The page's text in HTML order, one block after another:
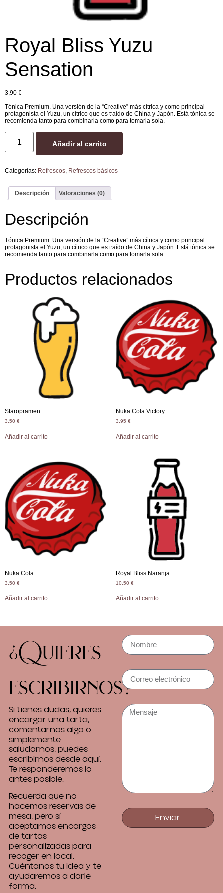
Royal Bliss Yuzu
Sensation
3,90 €
Tónica Premium. Una versión de la “Creative” más cítrica y como principal
protagonista el Yuzu, un cítrico que es traído de China y Japón. Está tónica se
recomienda tanto para combinarla como para tomarla sola.
Añadir al carrito
Categorías: Refrescos Refrescos básicos
Descripción Valoraciones (0)
Descripción
Tónica Premium. Una versión de la “Creative” más cítrica y como principal
protagonista el Yuzu, un cítrico que es traído de China y Japón. Está tónica se
recomienda tanto para combinarla como para tomarla sola.
Productos relacionados
Staropramen
3,50 €
Añadir al carrito
Nuka Cola Victory
3,95 €
Añadir al carrito
Nuka Cola
3,50 €
Añadir al carrito
Royal Bliss Naranja
10,50 €
Añadir al carrito
¿Quieres
escribirnos?
Si tienes dudas, quieres
encargar una tarta,
comentarnos algo o
simplemente
saludarnos, puedes
escribirnos desde aquí.
Te responderemos lo
antes posible.
Recuerda que no
hacemos reservas de
mesa, pero sí
aceptamos encargos
de tartas
personalizadas para
recoger en local.
Cuéntanos tu idea y te
ayudaremos a darle
forma.
Enviar